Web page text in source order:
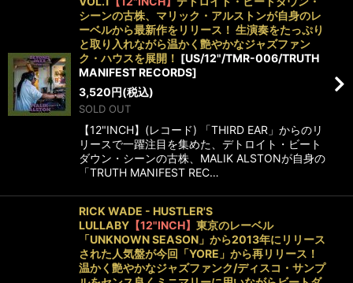
シーンの古株、マリック・アルストンが自身のレ
ーベルから最新作をリリース！ 生演奏をたっぷり
と取り入れながら温かく艶やかなジャズファン
ク・ハウスを展開！ [US/12"/TMR-006/TRUTH
MANIFEST RECORDS]
3,520円(税込)
SOLD OUT
【12"INCH】(レコード) 「THIRD EAR」からのリ
リースで一躍注目を集めた、デトロイト・ビート
ダウン・シーンの古株、MALIK ALSTONが自身の
「TRUTH MANIFEST REC…
RICK WADE - HUSTLER'S
LULLABY 【12"INCH】 東京のレーベル
「UNKNOWN SEASON」から2013年にリリース
された人気盤が今回「YORE」から再リリース！
温かく艶やかなジャズファンク/ディスコ・サンプ